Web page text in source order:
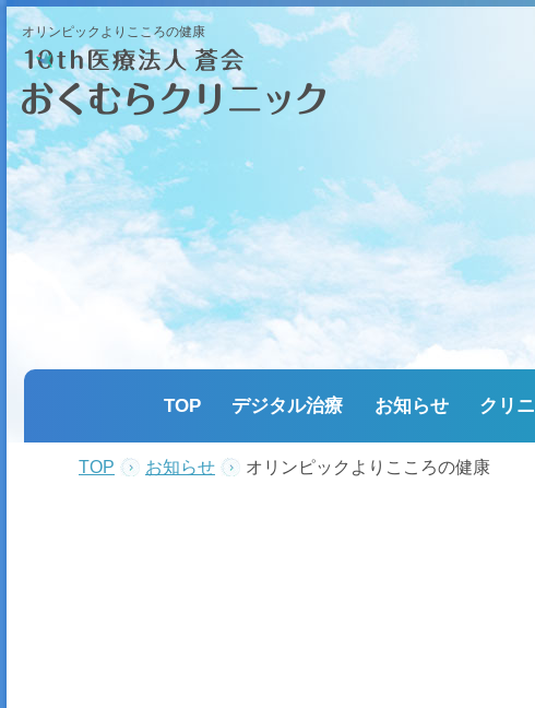
オリンピックよりこころの健康
TOP デジタル治療 お知らせ クリ
TOP お知らせ オリンピックよりこころの健康